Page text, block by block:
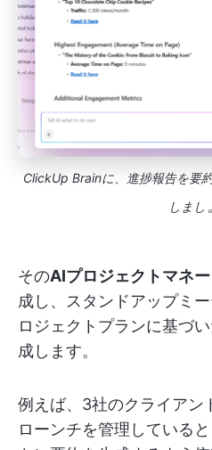
ClickUp Brainに、進捗報告を要
しまし
そのAIプロジェクトマネ
成し、スタンドアップミ
ロジェクトプランに基づ
成します。
例えば、3社のクライアン
ローンチを管理している